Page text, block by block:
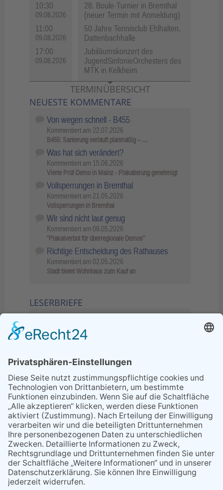
10:30
09.08.2026
28. Boule-Turnier in Bremthal
(neuer Termin mit Anmeldung)
11:00
09.08.2026
50 Jahre Tennisclub Ehlhalten,
Dattenbachhalle
17:00
09.08.2026
Jubiläumskonzert des
JugendSinfonieOrchesters des
MTK in Kelkheim
TERMINÜBERSICHT
NEUESTE KOMMENTARE
Von wegen schnell - B455
Kommentiert am 22.07.2026
B455: Sanierung verläuft planmäßig – …
Was hat sich verändert?
Kommentiert am 15.06.2026
Vierte Prüf-Demo in Mainz - Plakatierung genehmigt
Vollsperrungen in Bremthal
Kommentiert am 21.05.2026
Vollsperrungen in Bremthal
Wir sind nicht laut genug
Kommentiert am 08.05.2026
"Plakatverbot für überregionale Demos"
Richtige Entscheidung des Rathauses
Kommentiert am 02.05.2026
Stadt bietet Wohnhaus zum Kauf an
LESERBRIEFE
Sperrung B455: Kleiner
Grenzverkehr statt weite Wege
21.04.2026
Wenn Bahn-Computer nicht
miteinander kommunizieren
11.03.2026
"Plakatverbot für überregionale
Demos"
04.02.2026
Gelbe Tonne – Ein kleiner Blick
über den Tellerand
04.02.2026
Plastikersparnis durch Nutzung
von Gelber Tonne statt Säcken